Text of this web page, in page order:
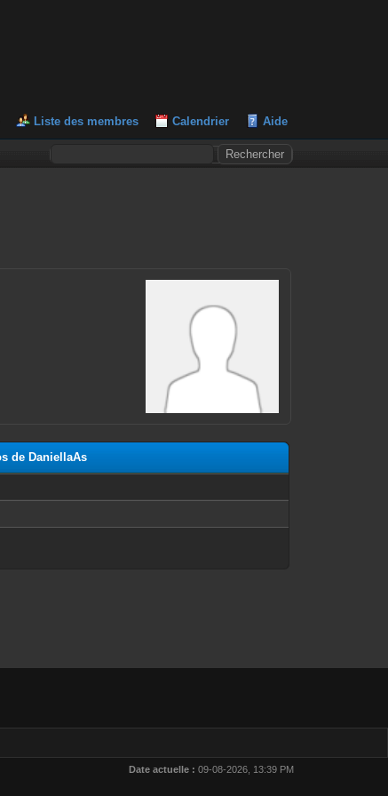
Liste des membres Calendrier Aide
de DaniellaAs
Date actuelle : 09-08-2026, 13:39 PM